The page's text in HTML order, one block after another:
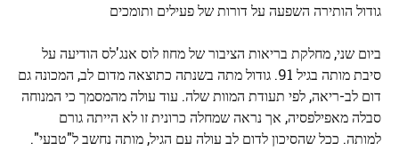
גודול הותירה השפעה על דורות של פעילים ותומכים
ביום שני, מחלקת בריאות הציבור של מחוז לוס אנג'לס הודיעה על
סיבת מותה בגיל 91. גודול מתה בשנתה כתוצאה מדום לב, המכונה גם
דום לב-ריאה, לפי תעודת המוות שלה. עוד עולה מהמסמך כי המנוחה
סבלה מאפילפסיה, אך נראה שמחלה כרונית זו לא הייתה גורם
למותה. ככל שהסיכון לדום לב עולה עם הגיל, מותה נחשב ל"טבעי".